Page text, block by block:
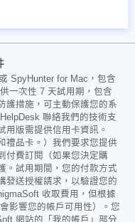
SpyHunter for Mac，包含
一次性 7 天試用期，包含
護措施，可主動保護您的系
聯絡我們的技術支
用版需提供信用卡資訊。
禮品卡。）我們要求您提供
付費訂閱（如果您決定購
。試用期間，您的付款方式
發送授權請求，以驗證您的
收取費用，但根據
影響您的帳戶可用性）。您